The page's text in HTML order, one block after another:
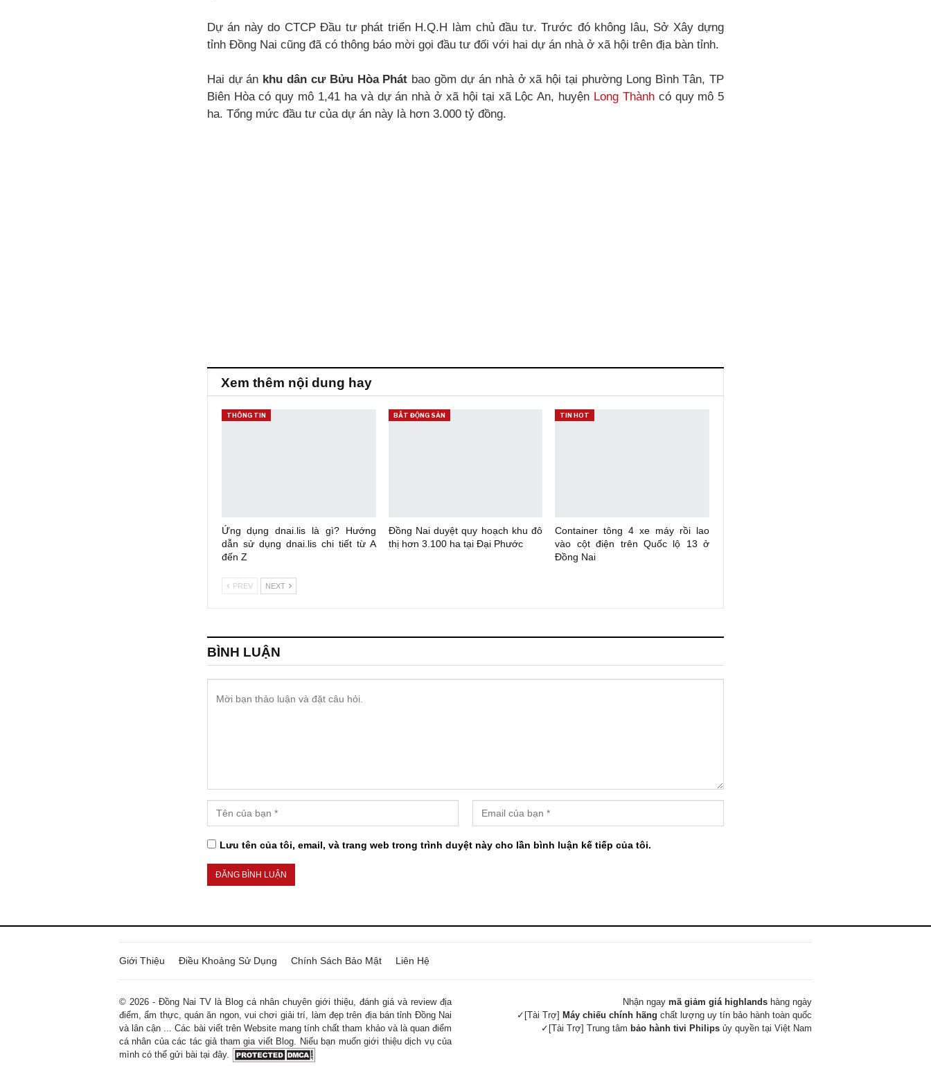
Dự án này do CTCP Đầu tư phát triển H.Q.H làm chủ đầu tư. Trước đó không lâu, Sở Xây dựng
tỉnh Đồng Nai cũng đã có thông báo mời gọi đầu tư đối với hai dự án nhà ở xã hội trên địa bàn tỉnh.
Hai dự án khu dân cư Bửu Hòa Phát bao gồm dự án nhà ở xã hội tại phường Long Bình Tân, TP
Biên Hòa có quy mô 1,41 ha và dự án nhà ở xã hội tại xã Lộc An, huyện Long Thànhcó quy mô 5
ha. Tổng mức đầu tư của dự án này là hơn 3.000 tỷ đồng.
Xem thêm nội dung hay
THÔNG TIN
Ứng dụng dnai.lis là gì? Hướng
dẫn sử dụng dnai.lis chi tiết từ A
đến Z
BẤT ĐỘNG SẢN
Đồng Nai duyệt quy hoạch khu đô
thị hơn 3.100 ha tại Đại Phước
TIN HOT
Container tông 4 xe máy rồi lao
vào cột điện trên Quốc lộ 13 ở
Đồng Nai
PREV NEXT
BÌNH LUẬN
Lưu tên của tôi, email, và trang web trong trình duyệt này cho lần bình luận kế tiếp của tôi.
Giới Thiệu Điều Khoảng Sử Dụng Chính Sách Bảo Mật Liên Hệ
© 2026 - Đồng Nai TV là Blog cá nhân chuyên giới thiệu, đánh giá và review địa
điểm, ẩm thực, quán ăn ngon, vui chơi giải trí, làm đẹp trên địa bán tỉnh Đồng Nai
và lân cận ... Các bài viết trên Website mang tính chất tham khảo và là quan điểm
cá nhân của các tác giả tham gia viết Blog. Niếu bạn muốn giới thiệu dịch vụ của
mình có thể gửi bài tại đây.
Nhận ngay mã giảm giá highlands hàng ngày
✓[Tài Trợ] Máy chiếu chính hãng chất lượng uy tín bảo hành toàn quốc
✓[Tài Trợ] Trung tâm bảo hành tivi Philips ủy quyền tại Việt Nam